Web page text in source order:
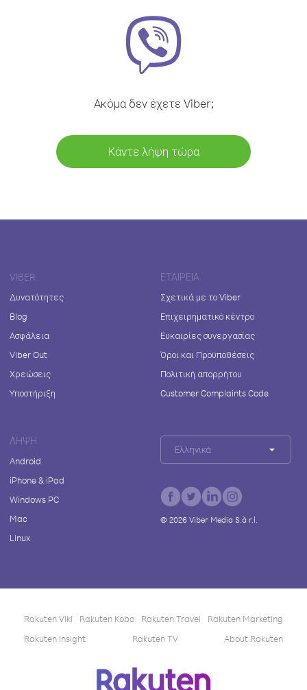
Ακόμα δεν έχετε Viber;
Κάντε λήψη τώρα
VIBER
Δυνατότητες
Blog
Ασφάλεια
Viber Out
Χρεώσεις
Υποστήριξη
ΕΤΑΙΡΕΊΑ
Σχετικά με το Viber
Επιχειρηματικό κέντρο
Ευκαιρίες συνεργασίας
Όροι και Προϋποθέσεις
Πολιτική απορρήτου
Customer Complaints Code
ΛΉΨΗ
Android
iPhone & iPad
Windows PC
Mac
Linux
Ελληνικά
© 2026Viber Media S.à r.l.
Rakuten Viki Rakuten Kobo Rakuten Travel
Rakuten Marketing
Rakuten Insight
Rakuten TV About Rakuten